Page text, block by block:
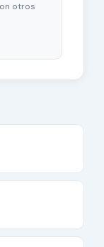
otros